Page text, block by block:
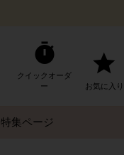
クイックオーダ
ー
お気に入り
特集ページ